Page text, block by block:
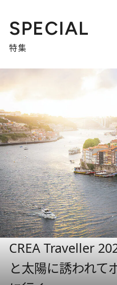
SPECIAL
特集
CREA Traveller
と太陽に誘われて